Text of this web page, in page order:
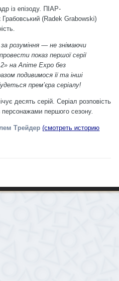
із епізоду. ПІАР-
(Radek Grabowski)
розуміння — не знімаючи
показ першої серії
на Anime Expo без
подивимося її та інші
прем’єра серіалу!
десять серій. Серіал розповість
персонажами першого сезону.
Трейдер (смотреть историю